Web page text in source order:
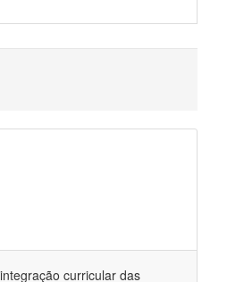
curricular das